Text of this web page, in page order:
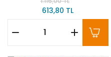
613,80 TL